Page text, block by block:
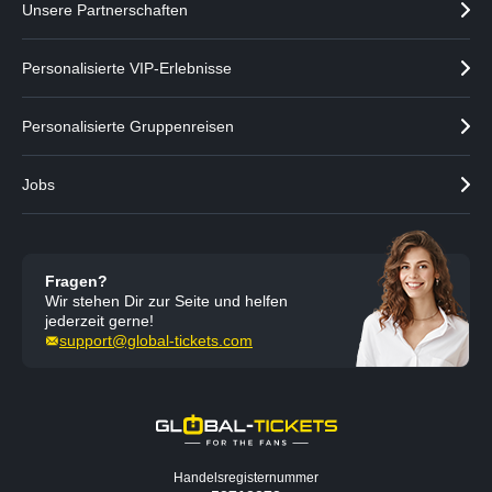
n
Unsere Partnerschaften
Personalisierte VIP-Erlebnisse
Personalisierte Gruppenreisen
Jobs
Fragen?
Wir stehen Dir zur Seite und helfen
jederzeit gerne!
support@global-tickets.com
Handelsregisternummer